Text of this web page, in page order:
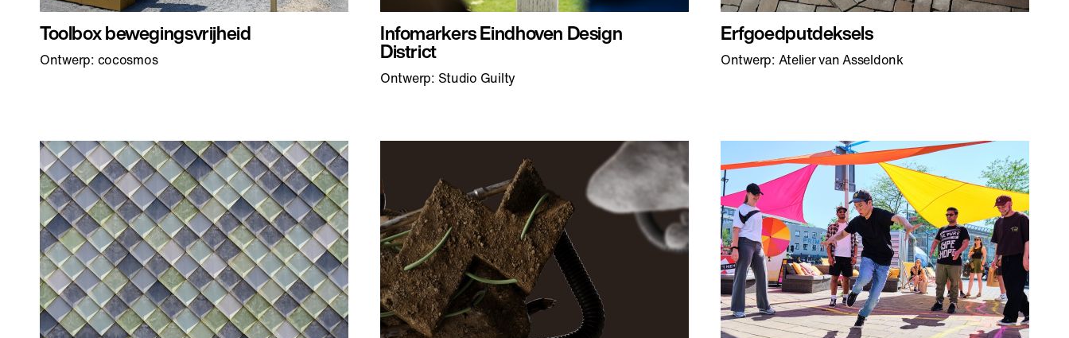
Toolbox bewegingsvrijheid
Ontwerp: cocosmos
Infomarkers Eindhoven Design
District
Ontwerp: Studio Guilty
Erfgoedputdeksels
Ontwerp: Atelier van Asseldonk